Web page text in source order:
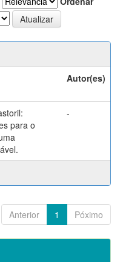
Autor(es)
para o
-
Anterior 1 Póximo